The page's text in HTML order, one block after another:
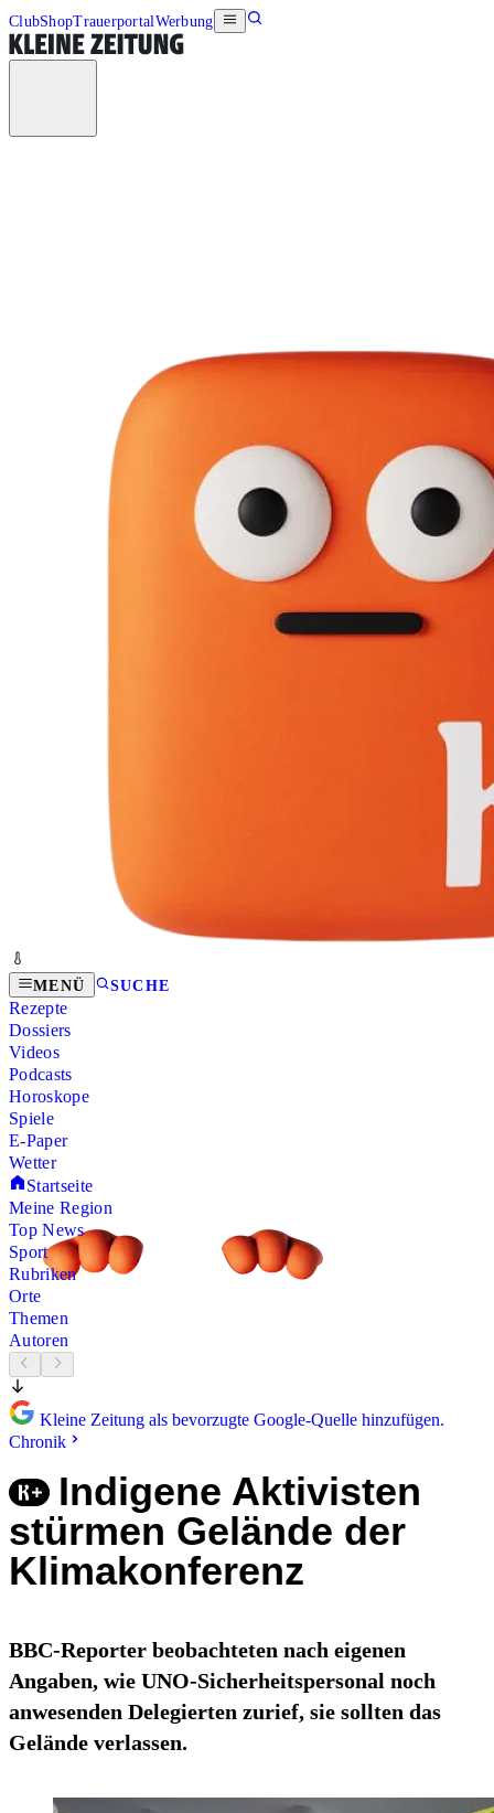
ClubShopTrauerportalWerbung
MENÜ SUCHE
Rezepte
Dossiers
Videos
Podcasts
Horoskope
Spiele
E-Paper
Wetter
Startseite
Meine Region
Top News
Sport
Rubriken
Orte
Themen
Autoren
Kleine Zeitung als bevorzugte Google-Quelle hinzufügen.
Chronik
Indigene Aktivisten
stürmen Gelände der
Klimakonferenz
BBC-Reporter beobachteten nach eigenen
Angaben, wie UNO-Sicherheitspersonal noch
anwesenden Delegierten zurief, sie sollten das
Gelände verlassen.